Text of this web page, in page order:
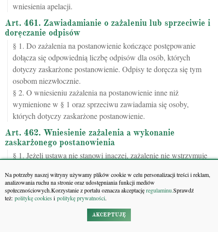
Na potrzeby naszej witryny używamy plików cookie w celu personalizacji treści i reklam,
analizowania ruchu na stronie oraz udostępniania funkcji mediów
społecznościowych.Korzystanie z portalu oznacza akceptacjęregulaminu.Sprawdź
też: politykę cookiesi politykę prywatności.
AKCEPTUJĘ
wniesienia apelacji.
Art. 461. Zawiadamianie o zażaleniu lub sprzeciwie i
doręczanie odpisów
§ 1. Do zażalenia na postanowienie kończące postępowanie
dołącza się odpowiednią liczbę odpisów dla osób, których
dotyczy zaskarżone postanowienie. Odpisy te doręcza się tym
osobom niezwłocznie.
§ 2. O wniesieniu zażalenia na postanowienie inne niż
wymienione w § 1 oraz sprzeciwu zawiadamia się osoby,
których dotyczy zaskarżone postanowienie.
Art. 462. Wniesienie zażalenia a wykonanie
zaskarżonego postanowienia
§ 1. Jeżeli ustawa nie stanowi inaczej, zażalenie nie wstrzymuje
wydał, lub sąd powołany do rozpoznania zażalenia może
wstrzymać wykonanie postanowienia.
§ 2. Odmowa wstrzymania nie wymaga uzasadnienia.
Art. 463. Uwzględnienie zażalenia przez sąd który